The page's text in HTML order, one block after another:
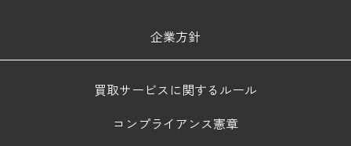
企業方針
買取サービスに関するルール
コンプライアンス憲章